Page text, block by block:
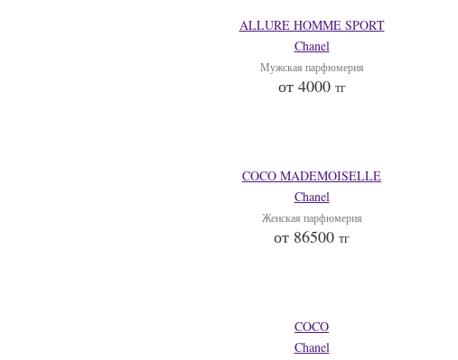
ALLURE HOMME SPORT
Chanel
Мужская парфюмерия
от 4000 тг
COCO MADEMOISELLE
Chanel
Женская парфюмерия
от 86500 тг
COCO
Chanel